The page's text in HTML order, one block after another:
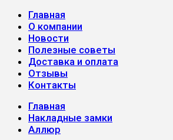
Главная
О компании
Новости
Полезные советы
Доставка и оплата
Отзывы
Контакты
Главная
Накладные замки
Аллюр